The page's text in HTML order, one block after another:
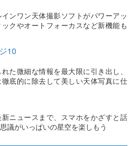
ンワン天体撮影ソフトがパワーアッ
クやオートフォーカスなど新機能も
10
た微細な情報を最大限に引き出し、
底的に除去して美しい天体写真に仕
ニュースまで、スマホをかざすと話
議がいっぱいの星空を楽しもう